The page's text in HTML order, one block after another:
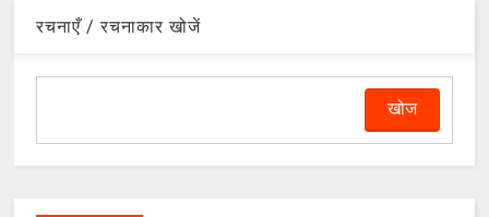
रचनाएँ / रचनाकार खोजें